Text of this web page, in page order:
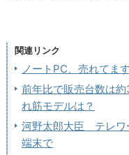
関連リンク
ノートPC、売れてます
前年比で販売台数は
れ筋モデルは？
河野太郎大臣 テレワ
端末で